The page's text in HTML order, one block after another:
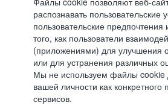
распознавать пользовательские
пользовательские предпочтения
того, как пользователи
(приложениями) для улучшения
или для устранения различных
Мы не используем файлы cookie
вашей личности как
сервисов.